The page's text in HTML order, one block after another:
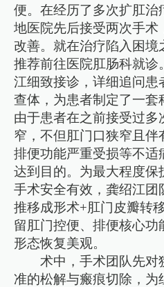
便。在经历了多次扩肛治
地医院先后接受两次手
改善。就在治疗陷入困境
推荐前往医院肛肠科就诊
江细致接诊，详细追问
查体，为患者制定了一套
由于患者在之前接受过多
窄，不但肛门口狭窄且伴
排便功能严重受损等不适
达到目的。为最大程度保
手术安全有效，龚绍江团
推移成形术+肛门皮瓣转
留肛门控便、排便核心功
形态恢复美观。
术中，手术团队先对
准的松解与瘢痕切除，为